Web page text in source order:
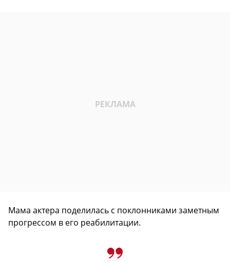
Мама актера поделилась с поклонниками заметным
прогрессом в его реабилитации.